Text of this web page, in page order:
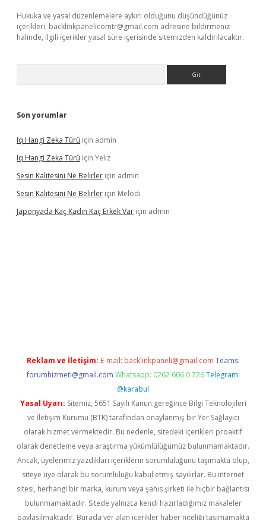
Hukuka ve yasal düzenlemelere aykırı olduğunu düşündüğünüz
içerikleri, backlinkpanelicomtr@gmail.com adresine bildirmeniz
halinde, ilgili içerikler yasal süre içerisinde sitemizden kaldırılacaktır.
Son yorumlar
Iq Hangi Zeka Türü için admin
Iq Hangi Zeka Türü için Yeliz
Sesin Kalitesini Ne Belirler için admin
Sesin Kalitesini Ne Belirler için Melodi
Japonyada Kaç Kadın Kaç Erkek Var için admin
Reklam ve İletişim: E-mail: backlinkpaneli@gmail.com Teams:
forumhizmeti@gmail.com Whatsapp: 0262 606 0 726 Telegram:
@karabul
Yasal Uyarı: Sitemiz, 5651 Sayılı Kanun gereğince Bilgi Teknolojileri
ve İletişim Kurumu (BTK) tarafından onaylanmış bir Yer Sağlayıcı
olarak hizmet vermektedir. Bu nedenle, sitedeki içerikleri proaktif
olarak denetleme veya araştırma yükümlülüğümüz bulunmamaktadır.
Ancak, üyelerimiz yazdıkları içeriklerin sorumluluğunu taşımakta olup,
siteye üye olarak bu sorumluluğu kabul etmiş sayılırlar. Bu internet
sitesi, herhangi bir marka, kurum veya şahıs şirketi ile hiçbir bağlantısı
bulunmamaktadır. Sitede yalnızca kendi hazırladığımız makaleler
paylaşılmaktadır. Burada yer alan içerikler haber niteliği taşımamakta